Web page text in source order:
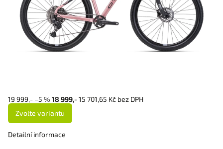
19 999,- –5 % 18 999,- 15 701,65 Kč bez DPH
Zvolte variantu
Detailní informace